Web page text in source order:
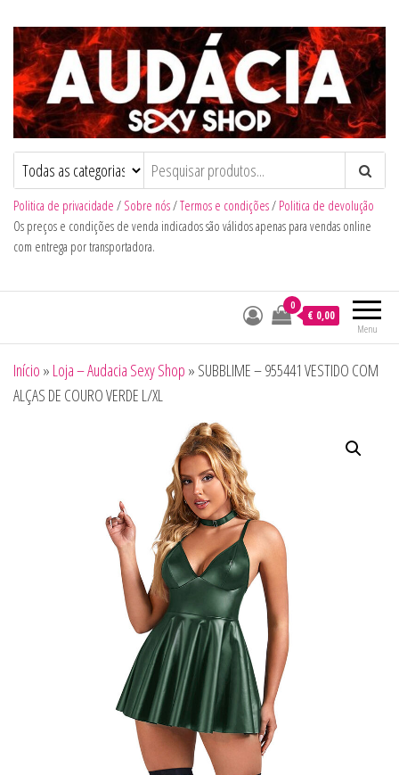
Audacia Sexy Shop
Politica de privacidade / Sobre nós/Termos e condições/ Politica de devolução
Os preços e condições de venda indicados são válidos apenas para vendas online
com entrega por transportadora.
Menu
0
€ 0,00
Início » Loja – Audacia Sexy Shop » SUBBLIME – 955441 VESTIDO COM
ALÇAS DE COURO VERDE L/XL